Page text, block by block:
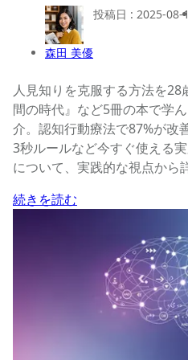
森田 美優
投稿日 : 2025-08-
人見知りを克服する方法を28
間の時代』など5冊の本で学
介。認知行動療法で87%が改
3秒ルールなど今すぐ使える
について、実践的な視点から
続きを読む